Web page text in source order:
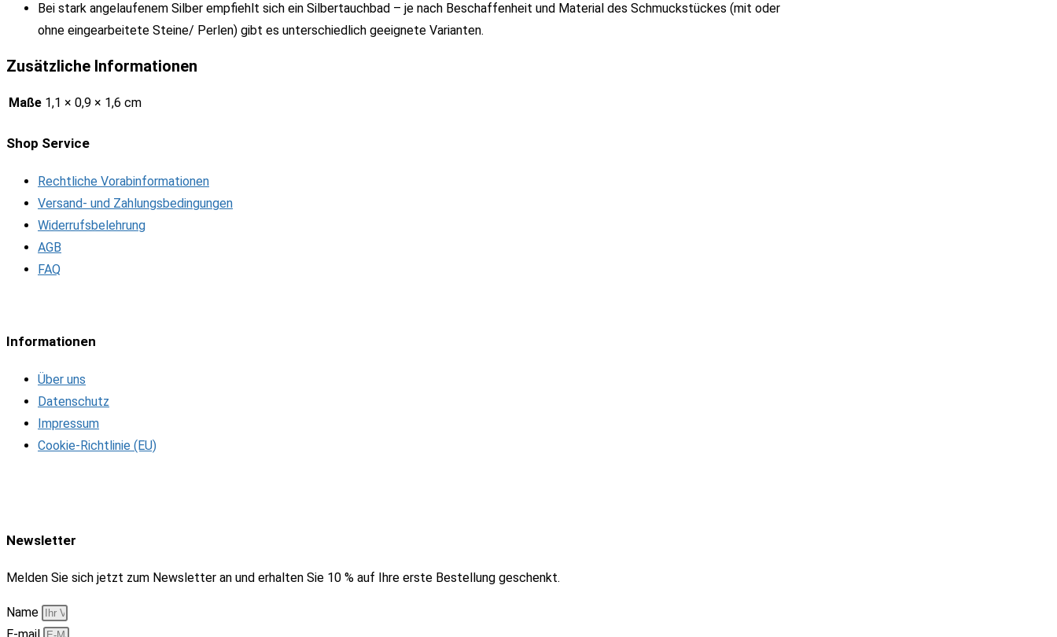
Bei stark angelaufenem Silber empfiehlt sich ein Silbertauchbad – je nach Beschaffenheit und Material des Schmuckstückes (mit oder
ohne eingearbeitete Steine/ Perlen) gibt es unterschiedlich geeignete Varianten.
Zusätzliche Informationen
Maße 1,1 × 0,9 × 1,6 cm
Shop Service
Rechtliche Vorabinformationen
Versand- und Zahlungsbedingungen
Widerrufsbelehrung
AGB
FAQ
Informationen
Über uns
Datenschutz
Impressum
Cookie-Richtlinie (EU)
Newsletter
Melden Sie sich jetzt zum Newsletter an und erhalten Sie 10 % auf Ihre erste Bestellung geschenkt.
Name